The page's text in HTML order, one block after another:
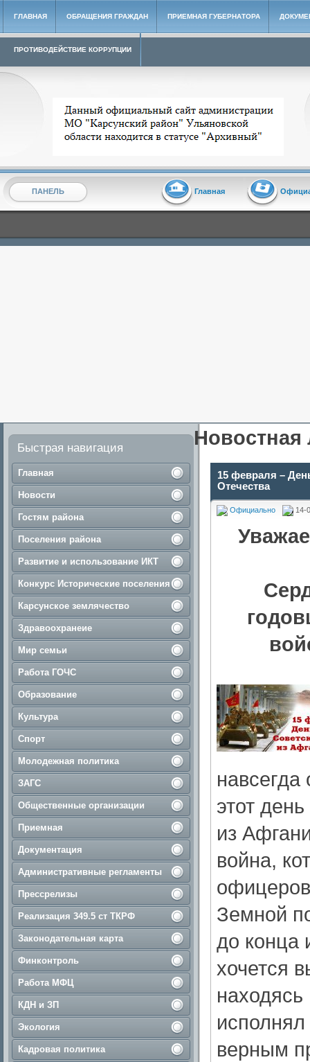
ГЛАВНАЯ ОБРАЩЕНИЯ ГРАЖДАН ПРИЕМНАЯ ГУБЕРНАТОРА
ПРОТИВОДЕЙСТВИЕ КОРРУПЦИИ
Архивный сайт администрации МО "Карсунский район"
ПАНЕЛЬ Главная
Быстрая навигация
Главная
Новости
Гостям района
Поселения района
Развитие и использование ИКТ
Конкурс Исторические поселения
Карсунское землячество
Здравоохранеие
Мир семьи
Работа ГОЧС
Образование
Культура
Спорт
Молодежная политика
ЗАГС
Общественные организации
Приемная
Документация
Административные регламенты
Прессрелизы
Реализация 349.5 ст ТКРФ
Законодательная карта
Финконтроль
Работа МФЦ
КДН и ЗП
Экология
Кадровая политика
Новостная
15 февраля –
Отечества
Официально 14-
этот
из
война,
Земной
до конца
хочется
находясь
верным